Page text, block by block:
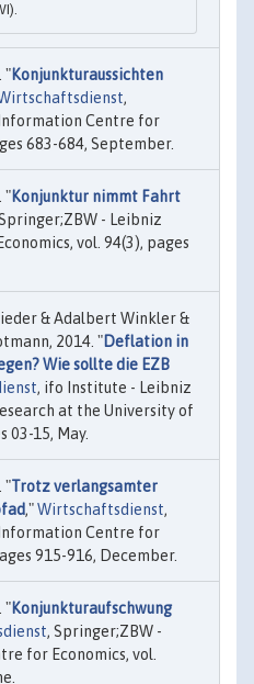
"Konjunkturaussichten
,
Centre for
683-684, September.
"Konjunktur nimmt Fahrt
- Leibniz
vol. 94(3), pages
& Adalbert Winkler &
2014. "Deflation in
Wie sollte die EZB
, ifo Institute - Leibniz
at the University of
03-15, May.
"Trotz verlangsamter
,"Wirtschaftsdienst,
Centre for
915-916, December.
"Konjunkturaufschwung
, Springer;ZBW -
for Economics, vol.